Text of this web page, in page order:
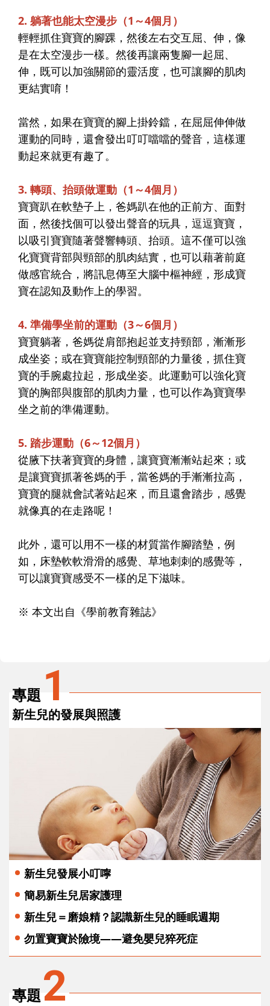
2. 躺著也能太空漫步（1～4個月）
輕輕抓住寶寶的腳踝，然後左右交互屈、伸，像
是在太空漫步一樣。然後再讓兩隻腳一起屈、
伸，既可以加強關節的靈活度，也可讓腳的肌肉
更結實唷！
當然，如果在寶寶的腳上掛鈴鐺，在屈屈伸伸做
運動的同時，還會發出叮叮噹噹的聲音，這樣運
動起來就更有趣了。
3. 轉頭、抬頭做運動（1～4個月）
寶寶趴在軟墊子上，爸媽趴在他的正前方、面對
面，然後找個可以發出聲音的玩具，逗逗寶寶，
以吸引寶寶隨著聲響轉頭、抬頭。這不僅可以強
化寶寶背部與頸部的肌肉結實，也可以藉著前庭
做感官統合，將訊息傳至大腦中樞神經，形成寶
寶在認知及動作上的學習。
4. 準備學坐前的運動（3～6個月）
寶寶躺著，爸媽從肩部抱起並支持頸部，漸漸形
成坐姿；或在寶寶能控制頸部的力量後，抓住寶
寶的手腕處拉起，形成坐姿。此運動可以強化寶
寶的胸部與腹部的肌肉力量，也可以作為寶寶學
坐之前的準備運動。
5. 踏步運動（6～12個月）
從腋下扶著寶寶的身體，讓寶寶漸漸站起來；或
是讓寶寶抓著爸媽的手，當爸媽的手漸漸拉高，
寶寶的腿就會試著站起來，而且還會踏步，感覺
就像真的在走路呢！
此外，還可以用不一樣的材質當作腳踏墊，例
如，床墊軟軟滑滑的感覺、草地刺刺的感覺等，
可以讓寶寶感受不一樣的足下滋味。
※ 本文出自《學前教育雜誌》
專題 1
新生兒的發展與照護
新生兒發展小叮嚀
簡易新生兒居家護理
新生兒＝磨娘精？認識新生兒的睡眠週期
勿置寶寶於險境——避免嬰兒猝死症
專題2